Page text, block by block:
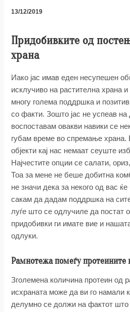
13/12/2019
Придобивките од
храна
Иако јас имав еден несупешен
исклучиво на растителна храна
многу голема поддршка и
со факти. Зошто јас не успеав на
воспоставам овакви навики се
губам време во спремање храна.
објекти кај нас немаат сеуште
Најчестите опции се салати,
Тоа за мене не беше добитна
не значи дека за некого од вас
сакам да дадам поддршка на сите
луѓе што се одлучиле да постат
придобивки ги имате вие и
одлуки.
Рамнотежа помеѓу протеините
Зголемена количина протеин од
исхраната може да ви го намали
делумно се должи на фактот што